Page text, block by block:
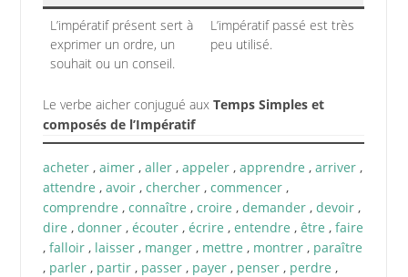
L’impératif présent sert à
exprimer un ordre, un
souhait ou un conseil.
L’impératif passé est très
peu utilisé.
Le verbe aicher conjugué aux Temps Simples et
composés de l’Impératif
acheter, aimer, aller, appeler, apprendre , arriver,
attendre , avoir, chercher, commencer,
comprendre , connaître , croire , demander, devoir,
dire , donner, écouter, écrire , entendre , être , faire
, falloir, laisser, manger, mettre , montrer, paraître
, parler, partir, passer, payer, penser, perdre ,